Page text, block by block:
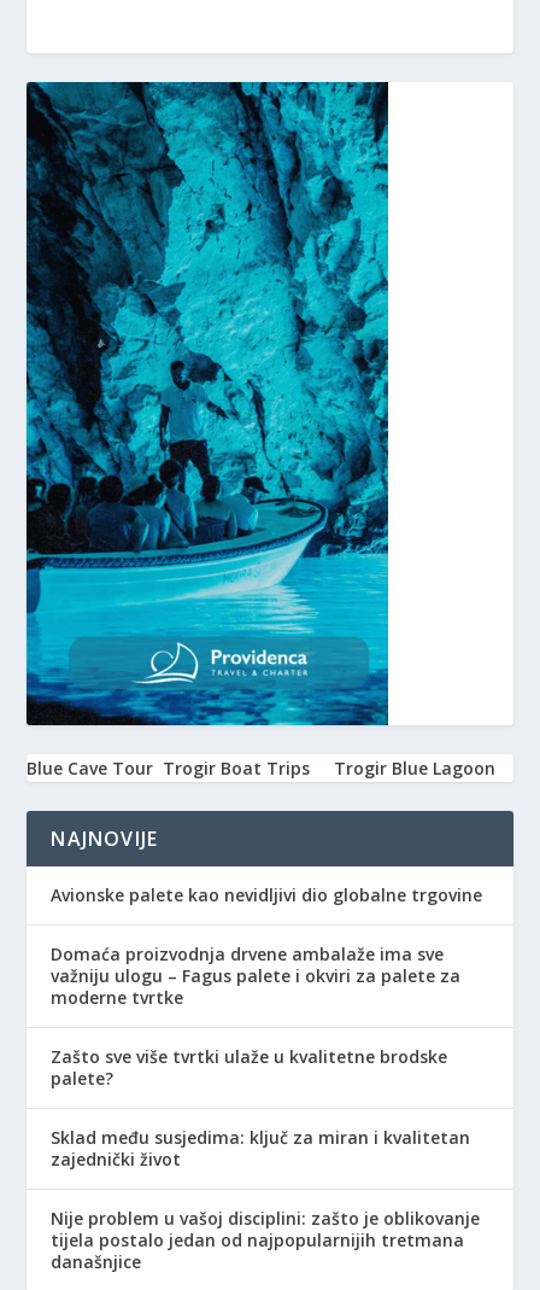
Blue Cave Tour Trogir Boat Trips Trogir Blue Lagoon
NAJNOVIJE
Avionske palete kao nevidljivi dio globalne trgovine
Domaća proizvodnja drvene ambalaže ima sve
važniju ulogu – Fagus palete i okviri za palete za
moderne tvrtke
Zašto sve više tvrtki ulaže u kvalitetne brodske
palete?
Sklad među susjedima: ključ za miran i kvalitetan
zajednički život
Nije problem u vašoj disciplini: zašto je oblikovanje
tijela postalo jedan od najpopularnijih tretmana
današnjice